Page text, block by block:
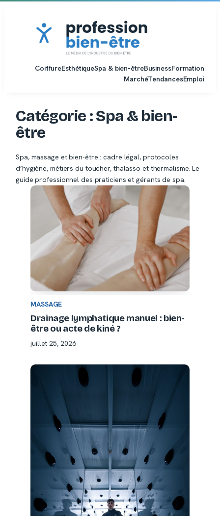
CoiffureEsthétiqueSpa & bien-êtreBusinessFormation
MarchéTendancesEmploi
Catégorie :Spa & bien-
être
Spa, massage et bien-être : cadre légal, protocoles
d’hygiène, métiers du toucher, thalasso et thermalisme. Le
guide professionnel des praticiens et gérants de spa.
MASSAGE
Drainage lymphatique manuel : bien-
être ou acte de kiné ?
juillet 25, 2026